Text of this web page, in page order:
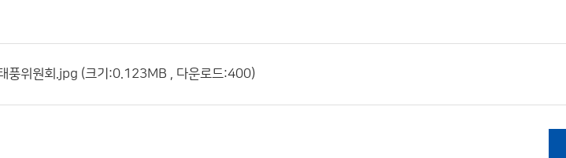
풍위원회.jpg (크기:0.123MB , 다운로드:400)